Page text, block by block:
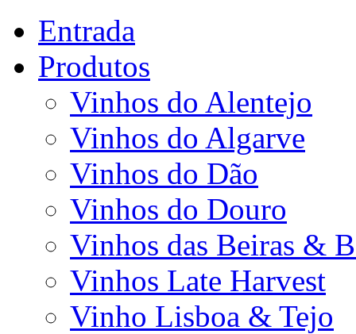
Entrada
Produtos
Vinhos do Alentejo
Vinhos do Algarve
Vinhos do Dão
Vinhos do Douro
Vinhos das Beiras &
Vinhos Late Harvest
Vinho Lisboa & Tejo